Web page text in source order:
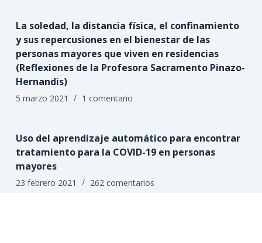
La soledad, la distancia física, el confinamiento
y sus repercusiones en el bienestar de las
personas mayores que viven en residencias
(Reflexiones de la Profesora Sacramento Pinazo-
Hernandis)
5 marzo 2021 1 comentario
Uso del aprendizaje automático para encontrar
tratamiento para la COVID-19 en personas
mayores
23 febrero 2021 262 comentarios